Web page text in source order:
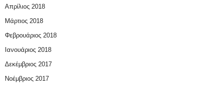
Απρίλιος 2018
Μάρτιος 2018
Φεβρουάριος 2018
Ιανουάριος 2018
Δεκέμβριος 2017
Νοέμβριος 2017